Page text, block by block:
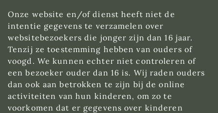
Onze website en/of dienst heeft niet de
intentie gegevens te verzamelen over
websitebezoekers die jonger zijn dan 16 jaar.
Tenzij ze toestemming hebben van ouders of
voogd. We kunnen echter niet controleren of
een bezoeker ouder dan 16 is. Wij raden ouders
dan ook aan betrokken te zijn bij de online
activiteiten van hun kinderen, om zo te
voorkomen dat er gegevens over kinderen